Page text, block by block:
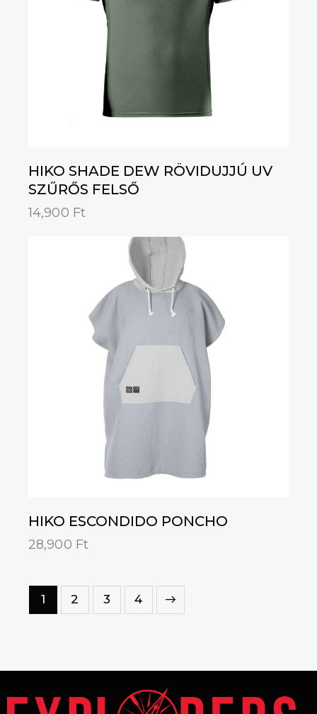
HIKO SHADE DEW RÖVIDUJJÚ UV
SZŰRŐS FELSŐ
14,900 Ft
HIKO ESCONDIDO PONCHO
28,900 Ft
1 2 3 4
→